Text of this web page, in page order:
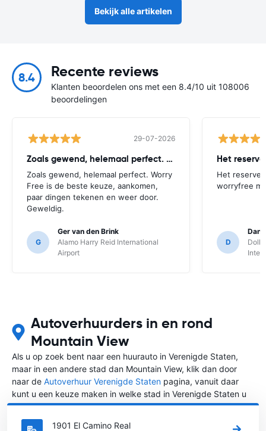
Bekijk alle artikelen
8.4 Recente reviews
Klanten beoordelen ons met een 8.4/10 uit 108006
beoordelingen
29-07-2026
Zoals gewend, helemaal perfect. Worry
Zoals gewend, helemaal perfect. Worry
Free is de beste keuze, aankomen,
paar dingen tekenen en weer door.
Geweldig.
G
Ger van den Brink
Alamo Harry Reid International
Airport
Het
Het
worryfree
D
Autoverhuurders in en rond
Mountain View
Als u op zoek bent naar een huurauto in Verenigde Staten,
maar in een andere stad dan Mountain View, klik dan door
naar de Autoverhuur Verenigde Staten pagina, vanuit daar
kunt u een keuze maken in welke stad in Verenigde Staten u
een auto huren wilt.
1901 El Camino Real